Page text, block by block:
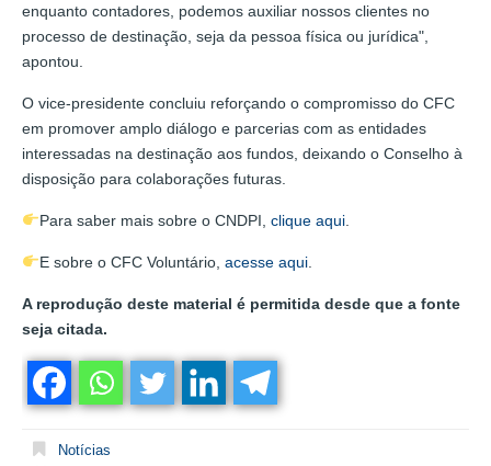
enquanto contadores, podemos auxiliar nossos clientes no
processo de destinação, seja da pessoa física ou jurídica",
apontou.
O vice-presidente concluiu reforçando o compromisso do CFC
em promover amplo diálogo e parcerias com as entidades
interessadas na destinação aos fundos, deixando o Conselho à
disposição para colaborações futuras.
Para saber mais sobre o CNDPI, clique aqui.
E sobre o CFC Voluntário, acesse aqui.
A reprodução deste material é permitida desde que a fonte
seja citada.
Notícias